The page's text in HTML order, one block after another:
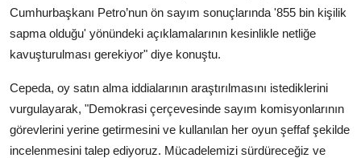
Cumhurbaşkanı Petro’nun ön sayım sonuçlarında '855 bin kişilik
sapma olduğu' yönündeki açıklamalarının kesinlikle netliğe
kavuşturulması gerekiyor" diye konuştu.
Cepeda, oy satın alma iddialarının araştırılmasını istediklerini
vurgulayarak, "Demokrasi çerçevesinde sayım komisyonlarının
görevlerini yerine getirmesini ve kullanılan her oyun şeffaf şekilde
incelenmesini talep ediyoruz. Mücadelemizi sürdüreceğiz ve